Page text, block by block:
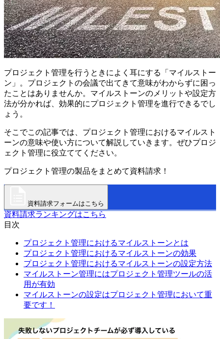
プロジェクト管理を行うときによく耳にする「マイルストー
ン」。プロジェクトの会議で出てきて意味がわからずに困っ
たことはありませんか。マイルストーンのメリットや設定方
法が分かれば、効果的にプロジェクト管理を進行できるでし
ょう。
そこでこの記事では、プロジェクト管理におけるマイルスト
ーンの意味や使い方について解説していきます。ぜひプロジ
ェクト管理に役立ててください。
プロジェクト管理の製品をまとめて資料請求！
資料請求フォームはこちら
資料請求ランキングはこちら
目次
プロジェクト管理におけるマイルストーンとは
プロジェクト管理におけるマイルストーンの効果
プロジェクト管理におけるマイルストーンの設定方法
マイルストーン管理にはプロジェクト管理ツールの活
用が有効
マイルストーンの設定はプロジェクト管理において重
要です！